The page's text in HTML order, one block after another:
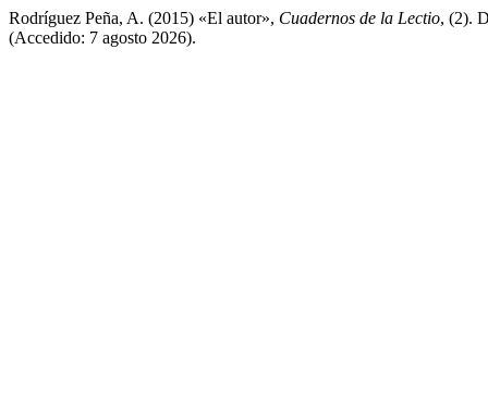
Rodríguez Peña, A. (2015) «El autor», Cuadernos de la Lectio, (2).
(Accedido: 7 agosto 2026).